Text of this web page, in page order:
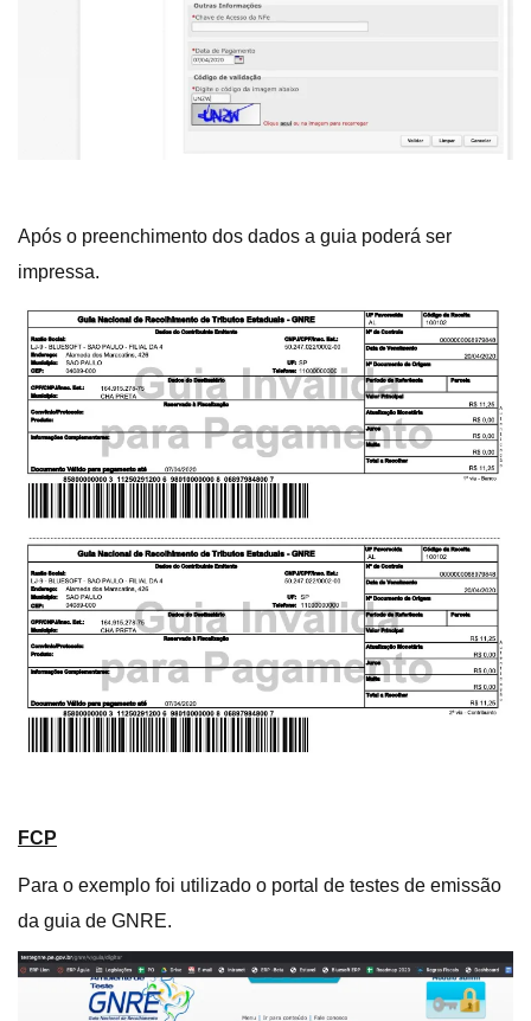
Após o preenchimento dos dados a guia poderá ser
impressa.
FCP
Para o exemplo foi utilizado o portal de testes de emissão
da guia de GNRE.